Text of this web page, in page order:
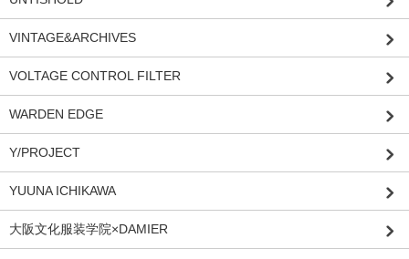
VINTAGE&ARCHIVES
VOLTAGE CONTROL FILTER
WARDEN EDGE
Y/PROJECT
YUUNA ICHIKAWA
大阪文化服装学院×DAMIER